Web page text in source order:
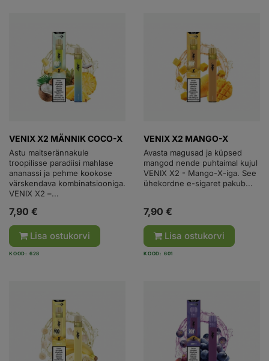
KOOD: 628
VENIX X2 MÄNNIK COCO-X
Astu maitserännakule
troopilisse paradiisi mahlase
ananassi ja pehme kookose
värskendava kombinatsiooniga.
VENIX X2 –...
7,90 €
Lisa ostukorvi
KOOD: 601
VENIX X2 MANGO-X
Avasta magusad ja küpsed
mangod nende puhtaimal kujul
VENIX X2 - Mango-X-iga. See
ühekordne e-sigaret pakub...
7,90 €
Lisa ostukorvi